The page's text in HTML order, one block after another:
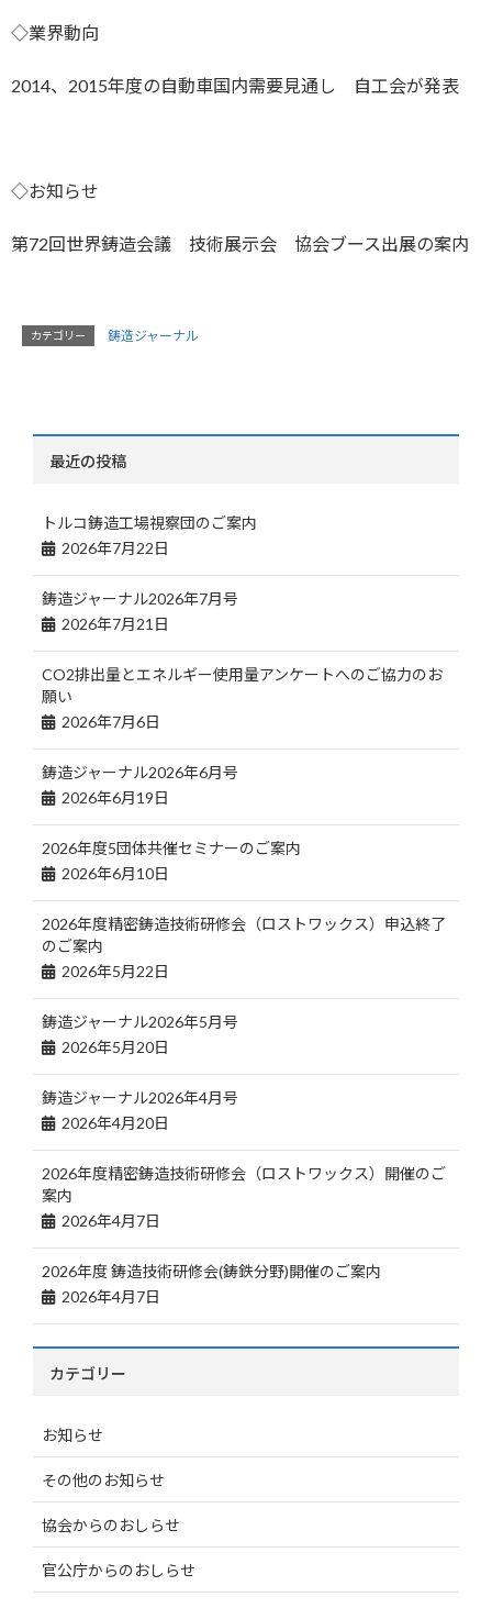
◇業界動向
2014、2015年度の自動車国内需要見通し 自工会が発表
◇お知らせ
第72回世界鋳造会議 技術展示会 協会ブース出展の案内
カテゴリー 鋳造ジャーナル
最近の投稿
トルコ鋳造工場視察団のご案内
2026年7月22日
鋳造ジャーナル2026年7月号
2026年7月21日
CO2排出量とエネルギー使用量アンケートへのご協力のお
願い
2026年7月6日
鋳造ジャーナル2026年6月号
2026年6月19日
2026年度5団体共催セミナーのご案内
2026年6月10日
2026年度精密鋳造技術研修会（ロストワックス）申込終了
のご案内
2026年5月22日
鋳造ジャーナル2026年5月号
2026年5月20日
鋳造ジャーナル2026年4月号
2026年4月20日
2026年度精密鋳造技術研修会（ロストワックス）開催のご
案内
2026年4月7日
2026年度 鋳造技術研修会(鋳鉄分野)開催のご案内
2026年4月7日
カテゴリー
お知らせ
その他のお知らせ
協会からのおしらせ
官公庁からのおしらせ